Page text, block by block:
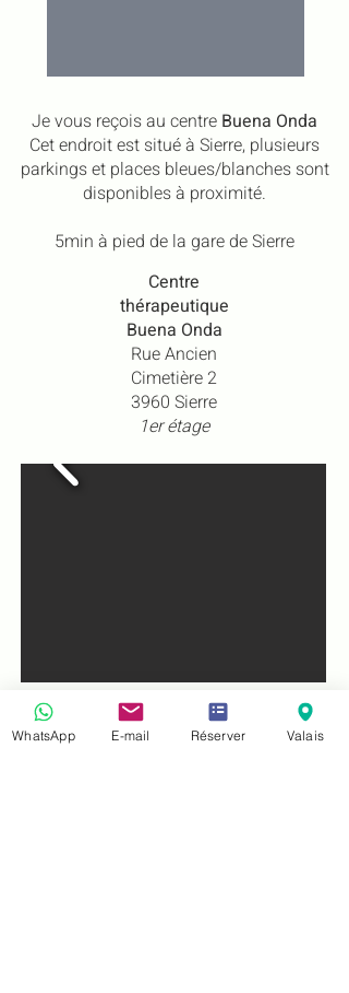
Je vous reçois au centre Buena Onda
Cet endroit est situé à Sierre, plusieurs
parkings et places bleues/blanches sont
disponibles à proximité.
5min à pied de la gare de Sierre
Centre
thérapeutique
Buena Onda
Rue Ancien
Cimetière 2
3960 Sierre
1er étage
WhatsApp E-mail Réserver Valais